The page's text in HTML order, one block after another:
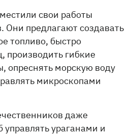
свои работы
Они предлагают создавать
топливо, быстро
производить гибкие
опреснять морскую воду
микроскопами
даже
управлять ураганами и